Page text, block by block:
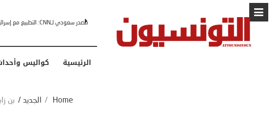
البابا: “لا أخشى ترامب” .. ردا على
الرئيسية كواليس
Home
/ الجديد / بن